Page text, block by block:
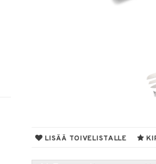
LISÄÄ TOIVELISTALLE